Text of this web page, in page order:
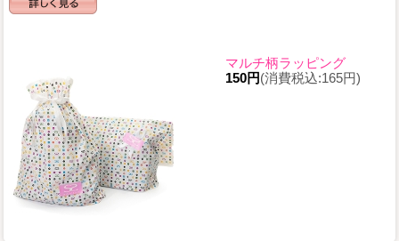
マルチ柄ラッピング
150円(消費税込:165円)